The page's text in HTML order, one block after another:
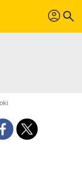
profil search